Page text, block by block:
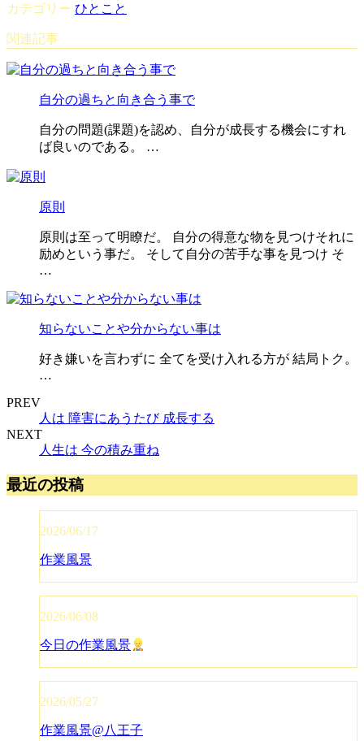
カテゴリー ひとこと
関連記事
自分の過ちと向き合う事で
自分の問題(課題)を認め、自分が成長する機会にすれ
ば良いのである。 …
原則
原則は至って明瞭だ。 自分の得意な物を見つけそれに
励めという事だ。 そして自分の苦手な事を見つけ そ
…
知らないことや分からない事は
好き嫌いを言わずに 全てを受け入れる方が 結局トク。
…
PREV
人は 障害にあうたび 成長する
NEXT
人生は 今の積み重ね
最近の投稿
2026/06/17
作業風景
2026/06/08
今日の作業風景
2026/05/27
作業風景@八王子